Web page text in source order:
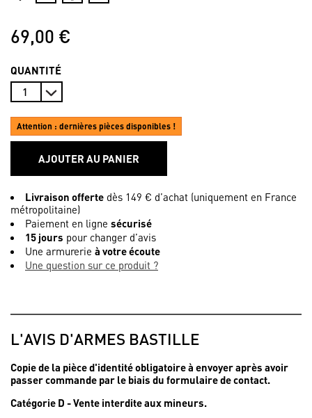
69,00 €
QUANTITÉ
Attention : dernières pièces disponibles !
AJOUTER AU PANIER
Livraison offerte dès 149 € d’achat (uniquement en France
métropolitaine)
Paiement en ligne sécurisé
15 jours pour changer d’avis
Une armurerie à votre écoute
Une question sur ce produit ?
L'AVIS D'ARMES BASTILLE
Copie de la pièce d'identité obligatoire à envoyer après avoir
passer commande par le biais du formulaire de contact.
Catégorie D - Vente interdite aux mineurs.